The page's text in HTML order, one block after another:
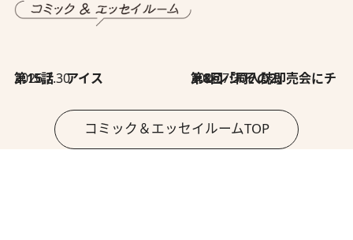
2026.7.30
第15話 アイス 2026.7.30
第8回「同人誌即売会にチャレンジ その2」
コミック＆エッセイルームTOP